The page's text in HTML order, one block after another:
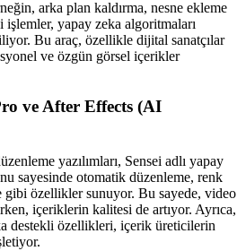
arka plan kaldırma, nesne ekleme
yapay zeka algoritmaları
Bu araç, özellikle dijital sanatçılar
ve özgün görsel içerikler
ve After Effects (AI
yazılımları, Sensei adlı yapay
sayesinde otomatik düzenleme, renk
gibi özellikler sunuyor. Bu sayede, video
içeriklerin kalitesi de artıyor. Ayrıca,
destekli özellikleri, içerik üreticilerin